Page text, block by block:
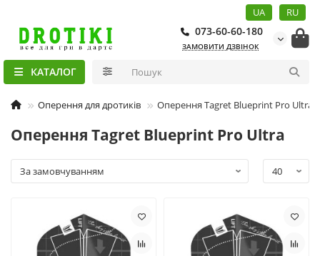
UA RU
073-60-60-180
ЗАМОВИТИ ДЗВІНОК
КАТАЛОГ
Оперення для дротиків Оперення Tagret Blueprint Pro Ultra
Оперення Tagret Blueprint Pro Ultra